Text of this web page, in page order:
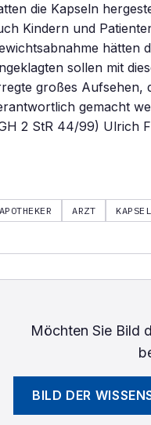
die Kapseln
Kindern und
hätten
sollen mit
großes Aufsehen,
gemacht
2 StR 44/99) Ulrich
APOTHEKER ARZT
Möchten Sie Bild
BILD DER